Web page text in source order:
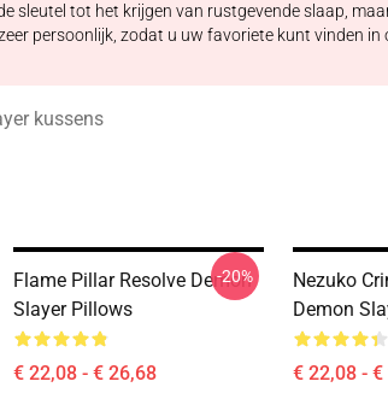
sleutel tot het krijgen van rustgevende slaap,
persoonlijk, zodat u uw favoriete kunt vinden
kussens
Flame Pillar Resolve Demon
Slayer Pillows
€ 22,08 - € 26,68
-20%
Nezuko
Demon
€ 22,08 -